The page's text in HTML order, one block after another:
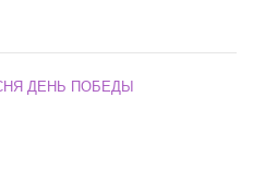
ДЕНЬ ПОБЕДЫ